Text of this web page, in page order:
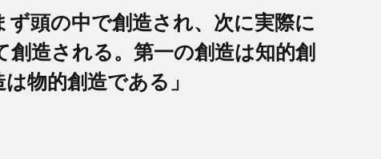
ず頭の中で創造され、次に実際に
造される。第一の創造は知的創
物的創造である」